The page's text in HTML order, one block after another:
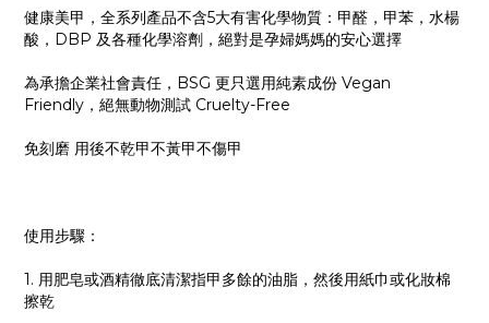
健康美甲，全系列產品不含5大有害化學物質：甲醛，甲苯，水楊
酸，DBP 及各種化學溶劑，絕對是孕婦媽媽的安心選擇
為承擔企業社會責任，BSG 更只選用純素成份 Vegan
Friendly，絕無動物測試 Cruelty-Free
免刻磨 用後不乾甲不黃甲不傷甲
使用步驟：
1. 用肥皂或酒精徹底清潔指甲多餘的油脂，然後用紙巾或化妝棉
擦乾